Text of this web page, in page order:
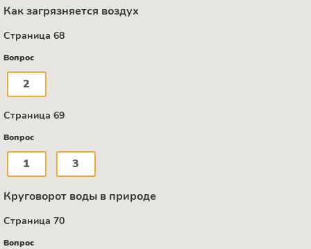
Как загрязняется воздух
Страница 68
Вопрос
2
Страница 69
Вопрос
1 3
Круговорот воды в природе
Страница 70
Вопрос